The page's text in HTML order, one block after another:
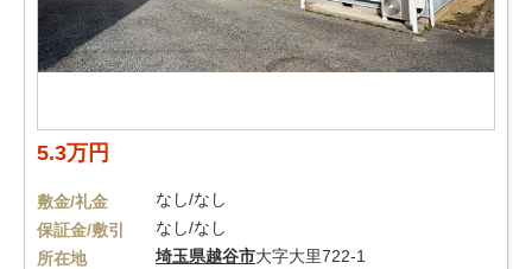
5.3万円
敷金/礼金
なし/なし
保証金/敷引
なし/なし
所在地
埼玉県越谷市大字大里722-1